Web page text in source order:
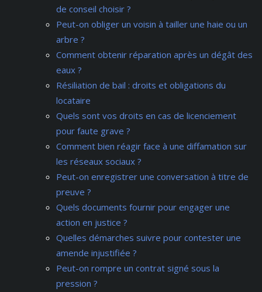
de conseil choisir ?
Peut-on obliger un voisin à tailler une haie ou un
arbre ?
Comment obtenir réparation après un dégât des
eaux ?
Résiliation de bail : droits et obligations du
locataire
Quels sont vos droits en cas de licenciement
pour faute grave ?
Comment bien réagir face à une diffamation sur
les réseaux sociaux ?
Peut-on enregistrer une conversation à titre de
preuve ?
Quels documents fournir pour engager une
action en justice ?
Quelles démarches suivre pour contester une
amende injustifiée ?
Peut-on rompre un contrat signé sous la
pression ?